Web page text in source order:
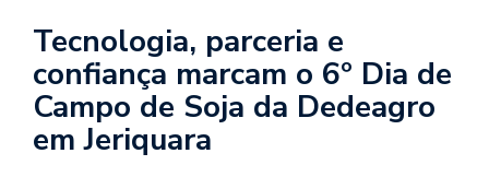
Tecnologia, parceria e
confiança marcam o 6º Dia de
Campo de Soja da Dedeagro
em Jeriquara